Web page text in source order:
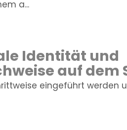
a...
Identität und
auf dem
eingeführt werden